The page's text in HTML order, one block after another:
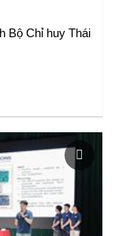
Bộ Chỉ huy Thái